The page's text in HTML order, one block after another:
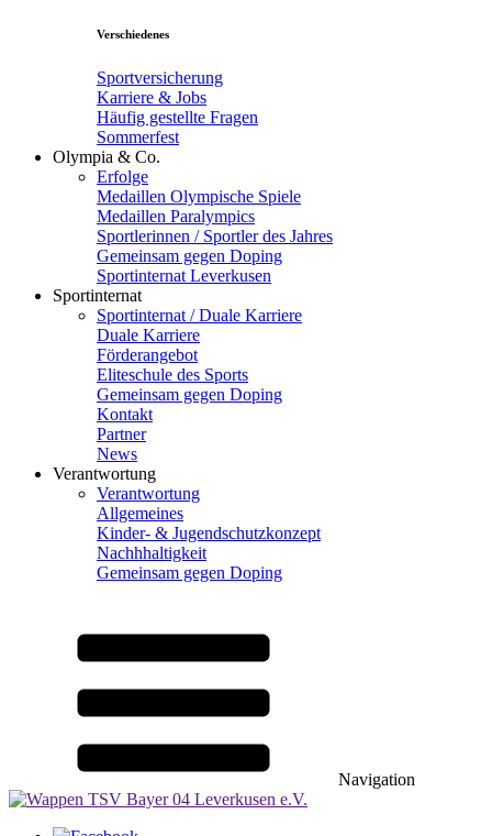
Verschiedenes
Sportversicherung
Karriere & Jobs
Häufig gestellte Fragen
Sommerfest
Olympia & Co.
Erfolge
Medaillen Olympische Spiele
Medaillen Paralympics
Sportlerinnen / Sportler des Jahres
Gemeinsam gegen Doping
Sportinternat Leverkusen
Sportinternat
Sportinternat / Duale Karriere
Duale Karriere
Förderangebot
Eliteschule des Sports
Gemeinsam gegen Doping
Kontakt
Partner
News
Verantwortung
Verantwortung
Allgemeines
Kinder- & Jugendschutzkonzept
Nachhhaltigkeit
Gemeinsam gegen Doping
Navigation